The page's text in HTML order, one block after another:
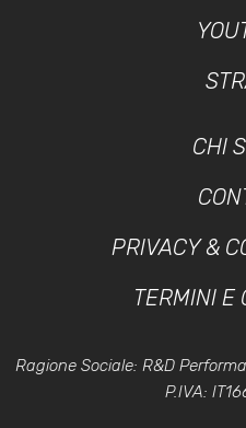
CHI
PRIVACY &
TERMINI E
Ragione Sociale: R&D
P.IVA: